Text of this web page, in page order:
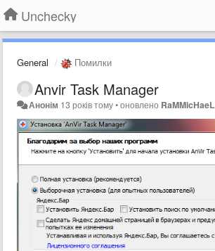
Unchecky
General Помилки
Anvir Task Manager
Анонім 13 років тому•оновлено RaMMicHaeL